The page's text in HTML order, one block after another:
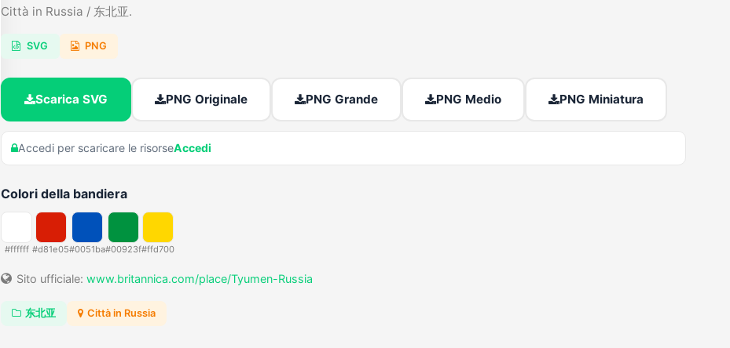
Città in Russia / 东北亚.
SVG PNG
Scarica SVG PNG Originale PNG Grande PNG Medio PNG Miniatura
Accedi per scaricare le risorseAccedi
Colori della bandiera
#ffffff #d81e05#0051ba#00923f#ffd700
Sito ufficiale: www.britannica.com/place/Tyumen-Russia
东北亚 Città in Russia